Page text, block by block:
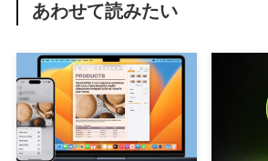
あわせて読みたい